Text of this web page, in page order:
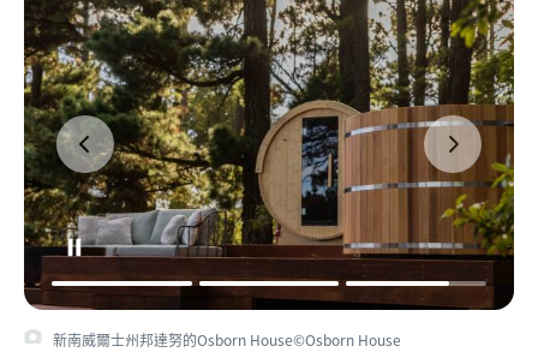
新南威爾士州邦達努的Osborn House©Osborn House